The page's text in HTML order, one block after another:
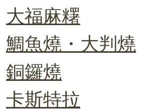
大福麻糬
鯛魚燒・大判燒
銅鑼燒
卡斯特拉